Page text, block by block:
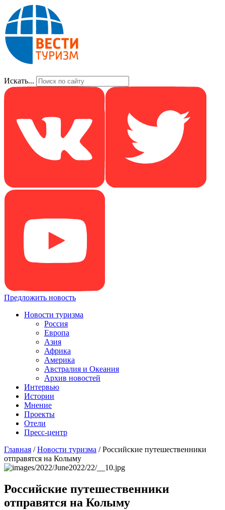
Искать...
Предложить новость
Новости туризма
Россия
Европа
Азия
Африка
Америка
Австралия и Океания
Архив новостей
Интервью
Истории
Мнение
Проекты
Отели
Пресс-центр
Главная /Новости туризма /Российские путешественники
отправятся на Колыму
Российские путешественники
отправятся на Колыму